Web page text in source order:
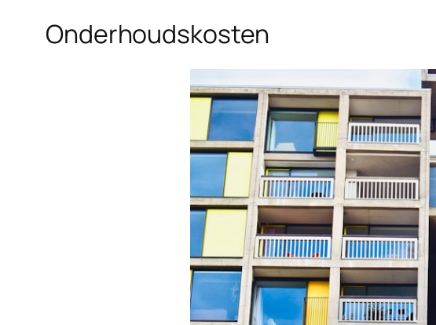
Onderhoudskosten